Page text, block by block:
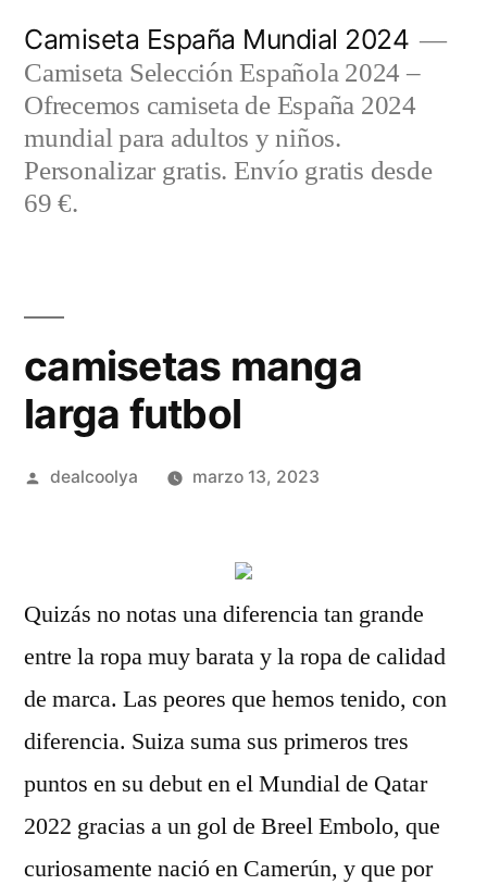
contenido
Camiseta España Mundial 2024
Camiseta Selección Española 2024 –
Ofrecemos camiseta de España 2024
mundial para adultos y niños.
Personalizar gratis. Envío gratis desde
69 €.
camisetas manga
larga futbol
Publicado
dealcoolya marzo 13, 2023
Quizás no notas una diferencia tan grande
entre la ropa muy barata y la ropa de calidad
de marca. Las peores que hemos tenido, con
diferencia. Suiza suma sus primeros tres
puntos en su debut en el Mundial de Qatar
2022 gracias a un gol de Breel Embolo, que
curiosamente nació en Camerún, y que por